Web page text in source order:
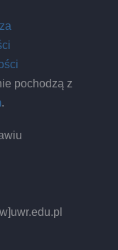
pochodzą z
.
uwr.edu.pl